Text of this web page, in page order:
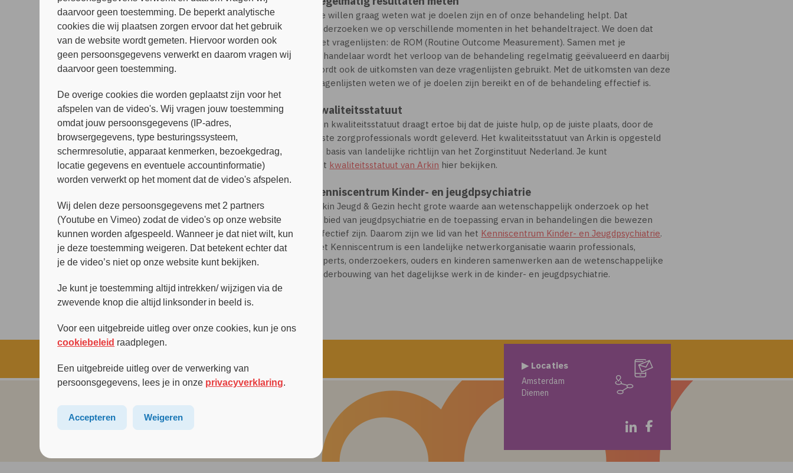
We willen graag weten wat je doelen zijn en of onze behandeling helpt. Dat
onderzoeken we op verschillende momenten in het behandeltraject. We doen dat
met vragenlijsten: de ROM (Routine Outcome Measurement). Samen met je
behandelaar wordt het verloop van de behandeling regelmatig geëvalueerd en daarbij
wordt ook de uitkomsten van deze vragenlijsten gebruikt. Met de uitkomsten van deze
vragenlijsten weten we of je doelen zijn bereikt en of de behandeling effectief is.
Kwaliteitsstatuut
Een kwaliteitsstatuut draagt ertoe bij dat de juiste hulp, op de juiste plaats, door de
juiste zorgprofessionals wordt geleverd. Het kwaliteitsstatuut van Arkin is opgesteld
op basis van landelijke richtlijn van het Zorginstituut Nederland. Je kunt
het kwaliteitsstatuut van Arkin hier bekijken.
Kenniscentrum Kinder- en jeugdpsychiatrie
Arkin Jeugd & Gezin hecht grote waarde aan wetenschappelijk onderzoek op het
gebied van jeugdpsychiatrie en de toepassing ervan in behandelingen die bewezen
effectief zijn. Daarom zijn we lid van het Kenniscentrum Kinder- en Jeugdpsychiatrie.
Het Kenniscentrum is een landelijke netwerkorganisatie waarin professionals,
experts, onderzoekers, ouders en kinderen samenwerken aan de wetenschappelijke
onderbouwing van het dagelijkse werk in de kinder- en jeugdpsychiatrie.
▶ Locaties
Amsterdam
Diemen
daarvoor geen toestemming. De beperkt analytische
cookies die wij plaatsen zorgen ervoor dat het gebruik
van de website wordt gemeten. Hiervoor worden ook
geen persoonsgegevens verwerkt en daarom vragen wij
daarvoor geen toestemming.
De overige cookies die worden geplaatst zijn voor het
afspelen van de video's. Wij vragen jouw toestemming
omdat jouw persoonsgegevens (IP-adres,
browsergegevens, type besturingssysteem,
schermresolutie, apparaat kenmerken, bezoekgedrag,
locatie gegevens en eventuele accountinformatie)
worden verwerkt op het moment dat de video's afspelen.
Wij delen deze persoonsgegevens met 2 partners
(Youtube en Vimeo) zodat de video's op onze website
kunnen worden afgespeeld. Wanneer je dat niet wilt, kun
je deze toestemming weigeren. Dat betekent echter dat
je de video’s niet op onze website kunt bekijken.
Je kunt je toestemming altijd intrekken/ wijzigen via de
zwevende knop die altijd linksonder in beeld is.
Voor een uitgebreide uitleg over onze cookies, kun je ons
cookiebeleid raadplegen.
Een uitgebreide uitleg over de verwerking van
persoonsgegevens, lees je in onze privacyverklaring.
Accepteren Weigeren